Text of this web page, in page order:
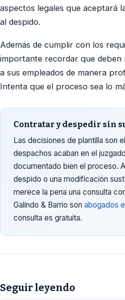
aspectos legales que aceptará
al despido.
Además de cumplir con los
importante recordar que
a sus empleados de manera
Intenta que el proceso sea lo
Contratar y despedir sin
Las decisiones de plantilla son
despachos acaban en el
documentado bien el proceso.
despido o una modificación
merece la pena una consulta
Galindo & Barrio son abogados
consulta es gratuita.
Seguir leyendo